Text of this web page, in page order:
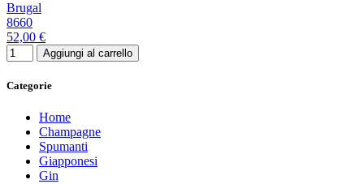
Brugal
8660
52,00 €
Aggiungi al carrello
Categorie
Home
Champagne
Spumanti
Giapponesi
Gin